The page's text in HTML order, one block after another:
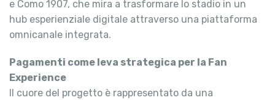
e Como 1907, che mira a trasformare lo stadio in un
hub esperienziale digitale attraverso una piattaforma
omnicanale integrata.
Pagamenti come leva strategica per la Fan
Experience
Il cuore del progetto è rappresentato da una